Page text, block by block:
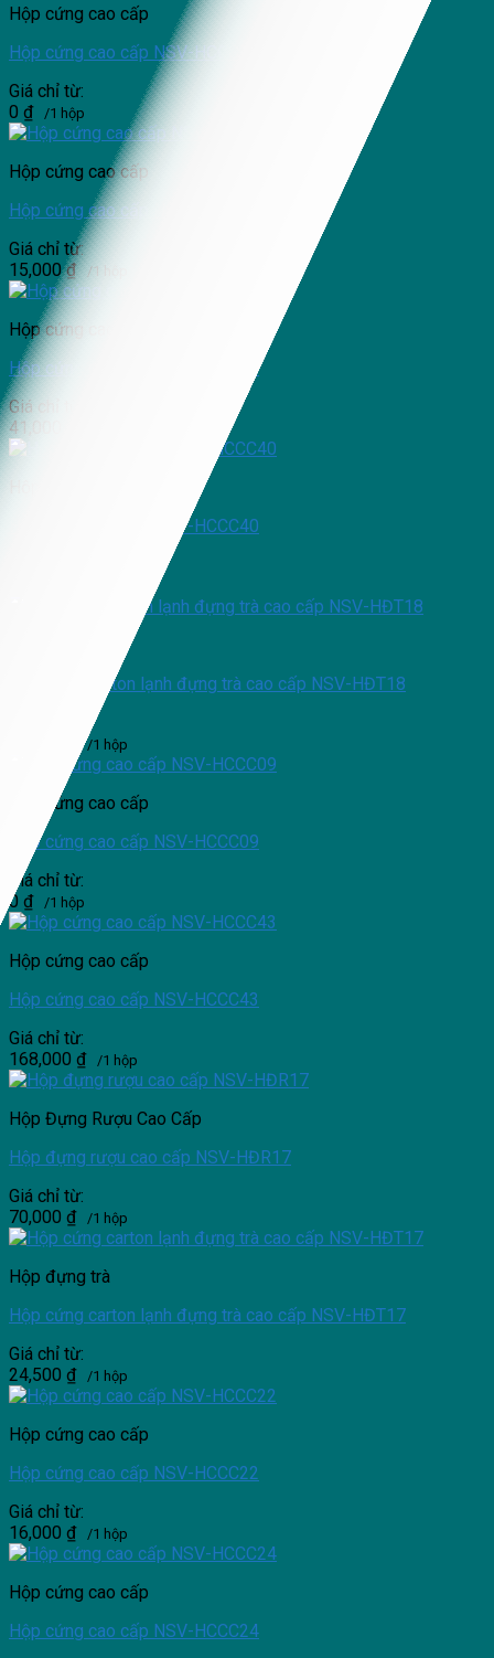
Hộp cứng cao cấp
Hộp cứng cao cấp NSV-HCCC20
Giá chỉ từ:
0 ₫ /1 hộp
Hộp cứng cao cấp
Hộp cứng cao cấp NSV-HCCC38
Giá chỉ từ:
15,000₫ /1 hộp
Hộp cứng cao cấp
Hộp cứng cao cấp NSV-HCCC46
Giá chỉ từ:
41,000
Hộp cứng cao cấp NSV-HCCC40
Hộp cứng carton lạnh đựng trà cao cấp NSV-HĐT18
/1 hộp
Hộp cứng cao cấp
Hộp cứng cao cấp NSV-HCCC09
Giá chỉ từ:
0 ₫ /1 hộp
Hộp cứng cao cấp
Hộp cứng cao cấp NSV-HCCC43
Giá chỉ từ:
168,000 ₫ /1 hộp
Hộp Đựng Rượu Cao Cấp
Hộp đựng rượu cao cấp NSV-HĐR17
Giá chỉ từ:
70,000 ₫ /1 hộp
Hộp đựng trà
Hộp cứng carton lạnh đựng trà cao cấp NSV-HĐT17
Giá chỉ từ:
24,500 ₫ /1 hộp
Hộp cứng cao cấp
Hộp cứng cao cấp NSV-HCCC22
Giá chỉ từ:
16,000 ₫ /1 hộp
Hộp cứng cao cấp
Hộp cứng cao cấp NSV-HCCC24